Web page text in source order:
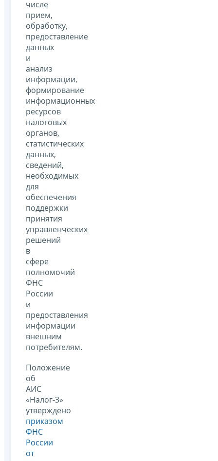
числе
прием,
обработку,
предоставление
данных
и
анализ
информации,
формирование
информационных
ресурсов
налоговых
органов,
статистических
данных,
сведений,
необходимых
для
обеспечения
поддержки
принятия
управленческих
решений
в
сфере
полномочий
ФНС
России
и
предоставления
информации
внешним
потребителям.
Положение
об
АИС
«Налог-3»
утверждено
приказом
ФНС
России
от